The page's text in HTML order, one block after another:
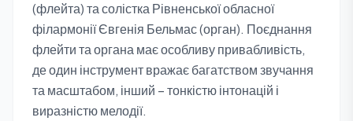
(флейта) та солістка Рівненської обласної
філармонії Євгенія Бельмас (орган). Поєднання
флейти та органа має особливу привабливість,
де один інструмент вражає багатством звучання
та масштабом, інший – тонкістю інтонацій і
виразністю мелодії.